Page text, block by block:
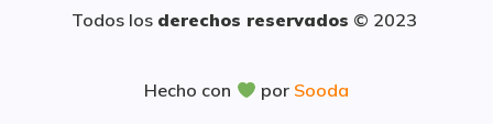
Todos los derechos reservados © 2023
Hecho con por Sooda